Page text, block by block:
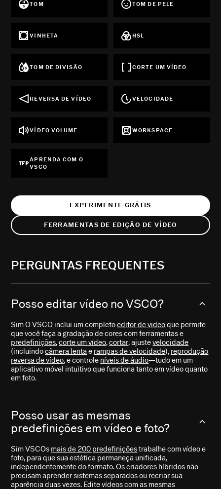
TOM TOM DE PELE
VINHETA HSL
TOM DE DIVISÃO CORTE UM VÍDEO
REVERSA DE VÍDEO VELOCIDADE
VÍDEO VOLUME WORKSPACE
APRENDA COM O
VSCO
EXPERIMENTE GRÁTIS
FERRAMENTAS DE EDIÇÃO DE VÍDEO
PERGUNTAS FREQUENTES
Posso editar vídeo no VSCO?
Sim O VSCO inclui um completoeditor de videoque permite
que você faça a gradação de cores com ferramentas e
predefinições,corte um vídeo,cortar, ajustevelocidade
(incluindocâmera lentae rampas de velocidade), reprodução
reversa de vídeo, e controle níveis de áudio—tudo em um
aplicativo móvel intuitivo que funciona tanto em vídeo quanto
em foto.
Posso usar as mesmas
predefinições em vídeo e foto?
Sim VSCOs mais de 200 predefiniçõestrabalhe com vídeo e
foto, para que sua estética permaneça unificada,
independentemente do formato. Os criadores híbridos não
precisam aprender sistemas separados ou recriar sua
aparência duas vezes. Edite vídeos com as mesmas